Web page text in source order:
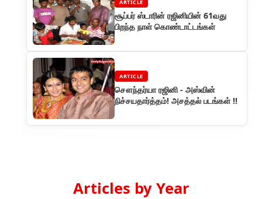
ARTICLE
சூப்பர் ஸ்டாரின் ரஜினியின் 61வது
பிறந்த நாள் கொண்டாட்டங்கள்
ARTICLE
சௌந்தர்யா ரஜினி - அஸ்வின்
நிச்சயதார்த்தம்! அசத்தல் படங்கள் !!
Articles by Year